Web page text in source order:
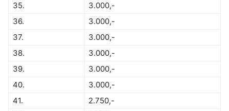
35.
3.000,-
36.
3.000,-
37.
3.000,-
38.
3.000,-
39.
3.000,-
40.
3.000,-
41.
2.750,-